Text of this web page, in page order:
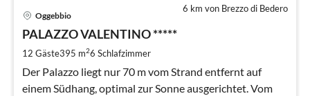
6 km von Brezzo di Bedero
Oggebbio
PALAZZO VALENTINO *****
12 Gäste395 m26 Schlafzimmer
Der Palazzo liegt nur 70 m vom Strand entfernt auf
einem Südhang, optimal zur Sonne ausgerichtet. Vom